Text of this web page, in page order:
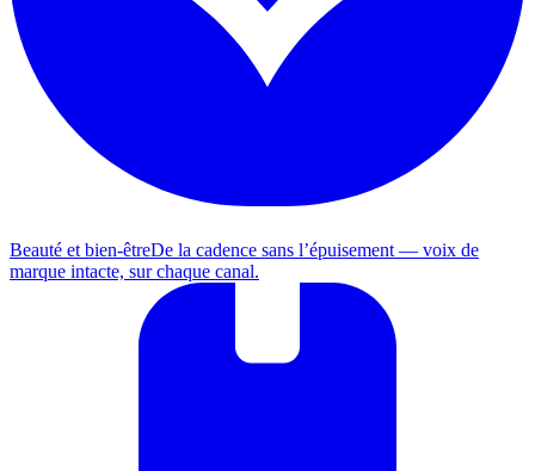
Beauté et bien-êtreDe la cadence sans l’épuisement — voix de
marque intacte, sur chaque canal.